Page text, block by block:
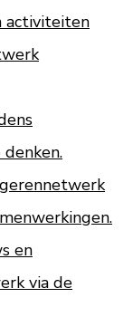
activiteiten
en
via de